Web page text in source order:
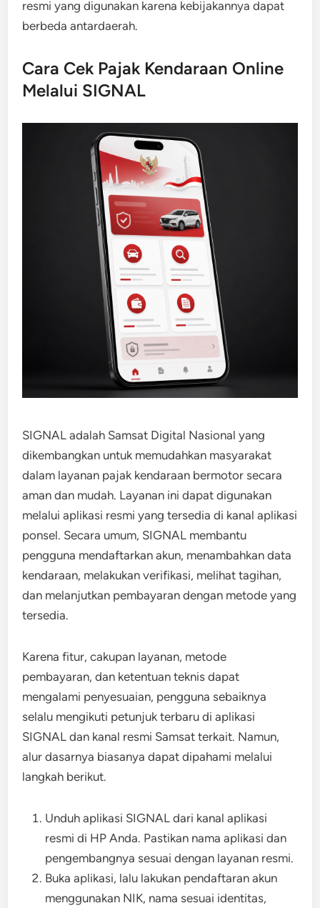
resmi yang digunakan karena kebijakannya dapat
berbeda antardaerah.
Cara Cek Pajak Kendaraan Online
Melalui SIGNAL
SIGNAL adalah Samsat Digital Nasional yang
dikembangkan untuk memudahkan masyarakat
dalam layanan pajak kendaraan bermotor secara
aman dan mudah. Layanan ini dapat digunakan
melalui aplikasi resmi yang tersedia di kanal aplikasi
ponsel. Secara umum, SIGNAL membantu
pengguna mendaftarkan akun, menambahkan data
kendaraan, melakukan verifikasi, melihat tagihan,
dan melanjutkan pembayaran dengan metode yang
tersedia.
Karena fitur, cakupan layanan, metode
pembayaran, dan ketentuan teknis dapat
mengalami penyesuaian, pengguna sebaiknya
selalu mengikuti petunjuk terbaru di aplikasi
SIGNAL dan kanal resmi Samsat terkait. Namun,
alur dasarnya biasanya dapat dipahami melalui
langkah berikut.
Unduh aplikasi SIGNAL dari kanal aplikasi
resmi di HP Anda. Pastikan nama aplikasi dan
pengembangnya sesuai dengan layanan resmi.
Buka aplikasi, lalu lakukan pendaftaran akun
menggunakan NIK, nama sesuai identitas,